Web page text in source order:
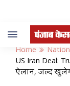
Toggle
navigation
Home
US Iran Deal:
ऐलान, जल्द